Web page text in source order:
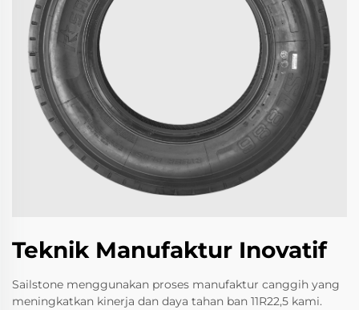
Teknik Manufaktur Inovatif
Sailstone menggunakan proses manufaktur canggih yang
meningkatkan kinerja dan daya tahan ban 11R22,5 kami.